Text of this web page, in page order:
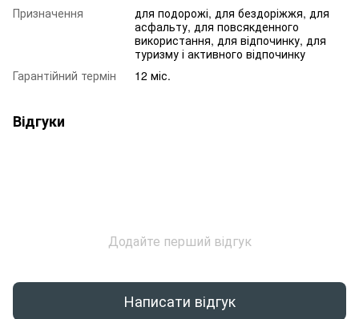
Призначення
для подорожі, для бездоріжжя, для
асфальту, для повсякденного
використання, для відпочинку, для
туризму і активного відпочинку
Гарантійний термін
12 міс.
Відгуки
Додайте перший відгук
Написати відгук